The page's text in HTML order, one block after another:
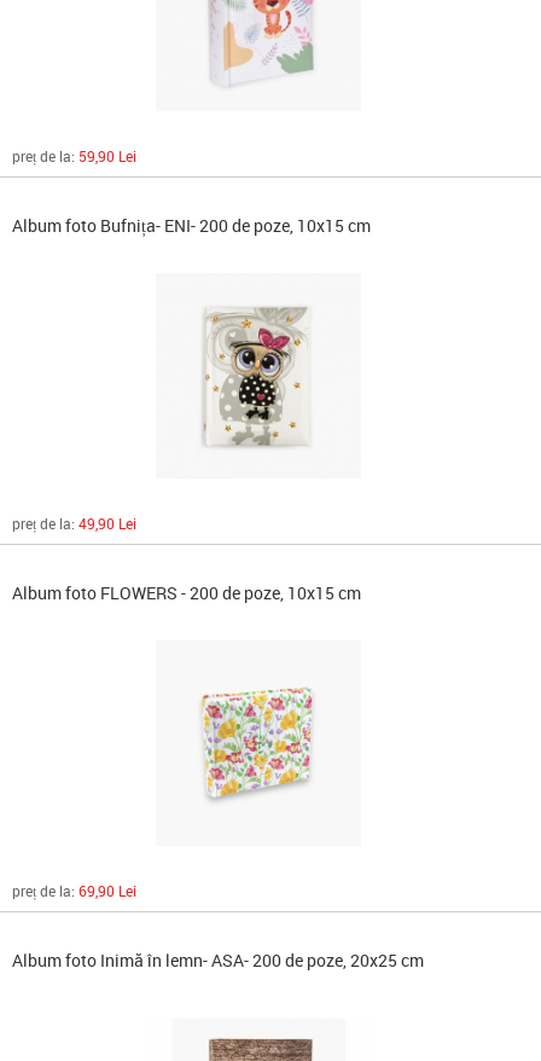
preț de la: 59,90 Lei
Album foto Bufnița- ENI- 200 de poze, 10x15 cm
preț de la: 49,90 Lei
Album foto FLOWERS - 200 de poze, 10x15 cm
preț de la: 69,90 Lei
Album foto Inimă în lemn- ASA- 200 de poze, 20x25 cm